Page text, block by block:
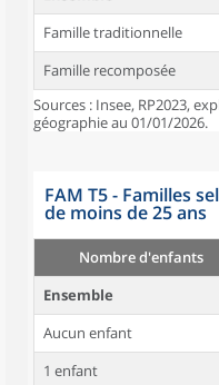
Famille traditionnelle
Famille recomposée
Sources : Insee, RP2023,
géographie au 01/01/2026.
FAM T5 - Familles
de moins de 25 ans
Nombre d'enfants
Ensemble
Aucun enfant
1 enfant